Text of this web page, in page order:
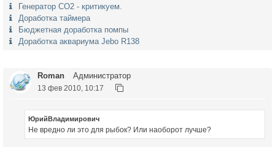
Генератор СО2 - критикуем.
Доработка таймера
Бюджетная доработка помпы
Доработка аквариума Jebo R138
Roman Администратор
13 фев 2010, 10:17
ЮрийВладимирович
Не вредно ли это для рыбок? Или наоборот лучше?